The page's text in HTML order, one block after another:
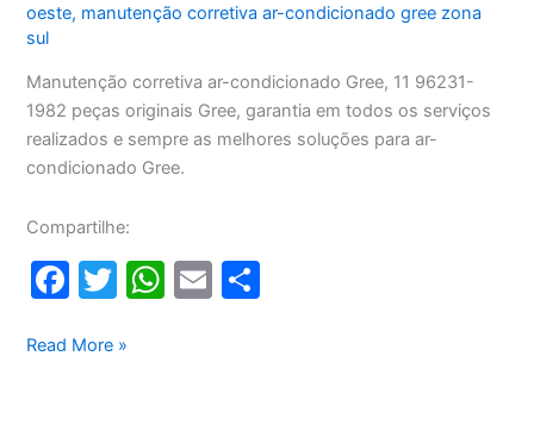
oeste, manutenção corretiva ar-condicionado gree zona
sul
Manutenção corretiva ar-condicionado Gree, 11 96231-
1982 peças originais Gree, garantia em todos os serviços
realizados e sempre as melhores soluções para ar-
condicionado Gree.
Compartilhe:
F
c
T
itt
W E
Manutenção
Read More »